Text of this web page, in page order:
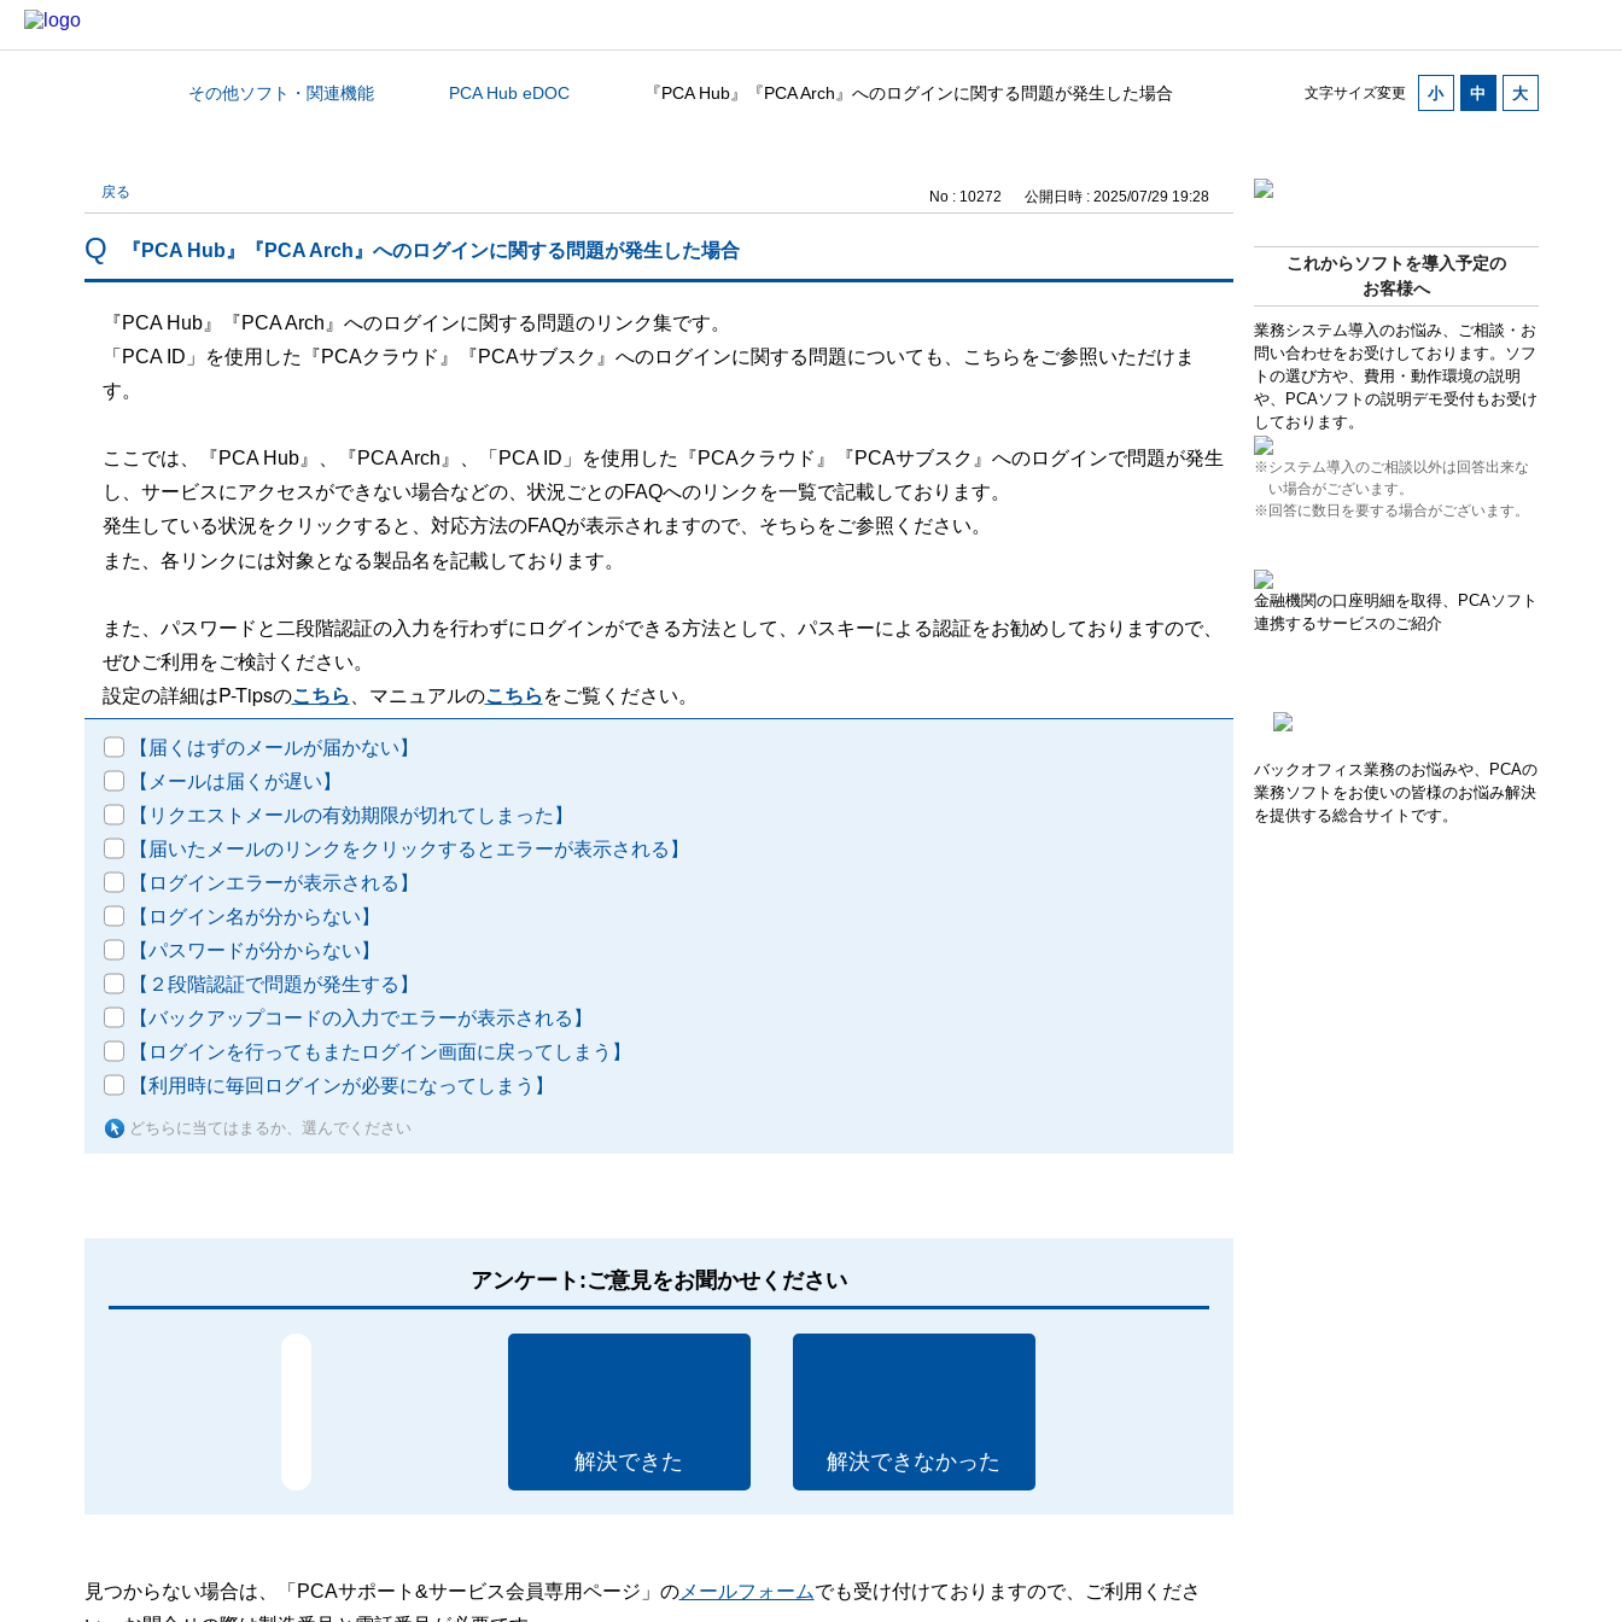
文字サイズ変更
カテゴリから探すその他ソフト・関連機能 PCA Hub eDOC 『PCA Hub』『PCA Arch』へのログインに関する問題が発生した場合
これからソフトを導入予定の
お客様へ
業務システム導入のお悩み、ご相談・お
問い合わせをお受けしております。ソフ
トの選び方や、費用・動作環境の説明
や、PCAソフトの説明デモ受付もお受け
しております。
※システム導入のご相談以外は回答出来な
い場合がございます。
※回答に数日を要する場合がございます。
金融機関の口座明細を取得、PCAソフト
連携するサービスのご紹介
バックオフィス業務のお悩みや、PCAの
業務ソフトをお使いの皆様のお悩み解決
を提供する総合サイトです。
戻る No : 10272 公開日時 : 2025/07/29 19:28
『PCA Hub』『PCA Arch』へのログインに関する問題が発生した場合
『PCA Hub』『PCA Arch』へのログインに関する問題のリンク集です。
「PCA ID」を使用した『PCAクラウド』『PCAサブスク』へのログインに関する問題についても、こちらをご参照いただけま
す。
ここでは、『PCA Hub』、『PCA Arch』、「PCA ID」を使用した『PCAクラウド』『PCAサブスク』へのログインで問題が発生
し、サービスにアクセスができない場合などの、状況ごとのFAQへのリンクを一覧で記載しております。
発生している状況をクリックすると、対応方法のFAQが表示されますので、そちらをご参照ください。
また、各リンクには対象となる製品名を記載しております。
また、パスワードと二段階認証の入力を行わずにログインができる方法として、パスキーによる認証をお勧めしておりますので、
ぜひご利用をご検討ください。
設定の詳細はP-Tipsのこちら、マニュアルのこちらをご覧ください。
【届くはずのメールが届かない】
【メールは届くが遅い】
【リクエストメールの有効期限が切れてしまった】
【届いたメールのリンクをクリックするとエラーが表示される】
【ログインエラーが表示される】
【ログイン名が分からない】
【パスワードが分からない】
【２段階認証で問題が発生する】
【バックアップコードの入力でエラーが表示される】
【ログインを行ってもまたログイン画面に戻ってしまう】
【利用時に毎回ログインが必要になってしまう】
どちらに当てはまるか、選んでください
アンケート:ご意見をお聞かせください
解決できた 解決できなかった
見つからない場合は、「PCAサポート&サービス会員専用ページ」のメールフォームでも受け付けておりますので、ご利用くださ